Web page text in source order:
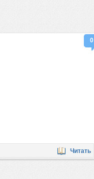
0
Читать